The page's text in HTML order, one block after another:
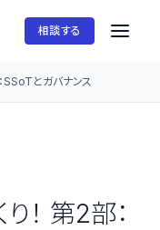
相談する
SSoTとガバナンス
！ 第2部：